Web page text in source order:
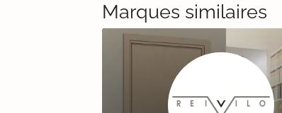
Marques similaires